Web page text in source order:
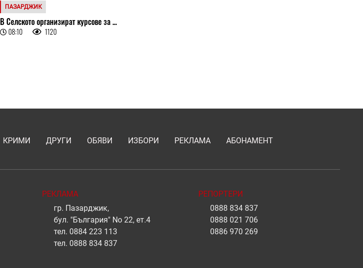
ПАЗАРДЖИК
В Селското организират курсове за ...
08:10 1120
КРИМИ ДРУГИ ОБЯВИ ИЗБОРИ РЕКЛАМА АБОНАМЕНТ
РЕКЛАМА
гр. Пазарджик,
бул. "България" No 22, ет.4
тел. 0884 223 113
тел. 0888 834 837
РЕПОРТЕРИ
0888 834 837
0888 021 706
0886 970 269